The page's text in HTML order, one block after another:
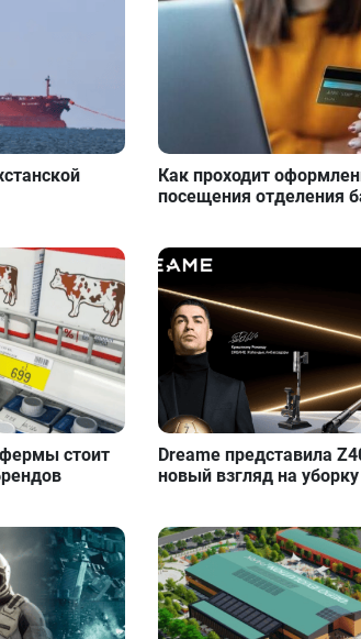
Как проходит
посещения отделения
стоит
Dreame представила
новый взгляд на